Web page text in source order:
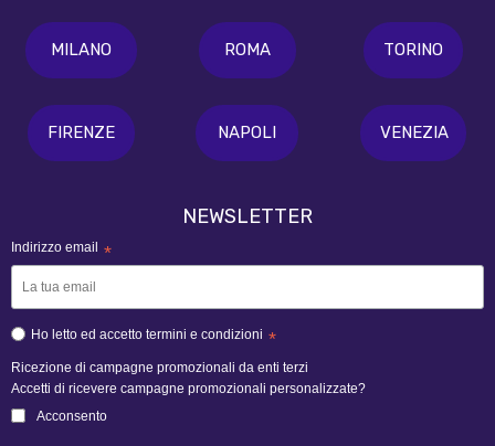
MILANO ROMA TORINO
FIRENZE NAPOLI VENEZIA
NEWSLETTER
Indirizzo email *
Ho letto ed accetto termini e condizioni *
Ricezione di campagne promozionali da enti terzi
Accetti di ricevere campagne promozionali personalizzate?
Acconsento